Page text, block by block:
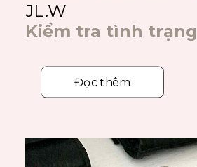
JL.W
Kiểm tra tình trạng
Đọc thêm